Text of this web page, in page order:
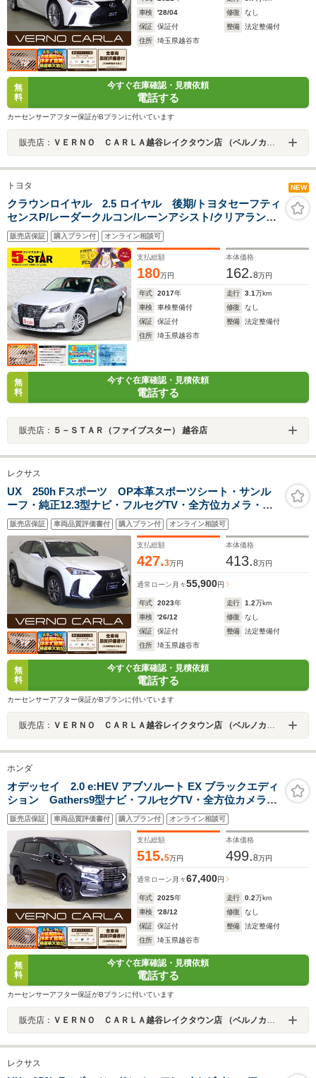
車検
'28/04 修復
なし
保証
保証付 整備
法定整備付
住所
埼玉県越谷市
無
料
今すぐ在庫確認・見積依頼
電話する
カーセンサーアフター保証がBプランに付いています
販売店： ＶＥＲＮＯ ＣＡＲＬＡ越谷レイクタウン店 （ベルノカーラ越谷レイクタウン店）
トヨタ NEW
クラウンロイヤル 2.5 ロイヤル 後期/トヨタセーフティ
センスP/レーダークルコン/レーンアシスト/クリアランス
ソナー/オートマチックハイビーム/ETC/横滑り防止装置/
純正ナビ/Bluetooth/LEDオートライト/純正AW
販売店保証 購入プラン付 オンライン相談可
支払総額
180万円
本体価格
162.8万円
年式 2017年 走行 3.1万km
車検
車検整備付 修復
なし
保証
保証付 整備
法定整備付
住所
埼玉県越谷市
無
料
今すぐ在庫確認・見積依頼
電話する
販売店： ５－ＳＴＡＲ（ファイブスター） 越谷店
レクサス
UX 250h Fスポーツ OP本革スポーツシート・サンル
ーフ・純正12.3型ナビ・フルセグTV・全方位カメラ・レ
ーンキープアシスト・BSM・パワーシート・パワーゲー
ト・ヘッドアップディスプレイ・アダプティブクルーズ
コントロール・HUD
販売店保証 車両品質評価書付 購入プラン付 オンライン相談可
支払総額
427.3万円
本体価格
413.8万円
通常ローン 月々55,900円
年式 2023年 走行 1.2万km
車検
'26/12 修復
なし
保証
保証付 整備
法定整備付
住所
埼玉県越谷市
無
料
今すぐ在庫確認・見積依頼
電話する
カーセンサーアフター保証がBプランに付いています
販売店： ＶＥＲＮＯ ＣＡＲＬＡ越谷レイクタウン店 （ベルノカーラ越谷レイクタウン店）
ホンダ
オデッセイ 2.0 e:HEV アブソルート EX ブラックエディ
ション Gathers9型ナビ・フルセグTV・全方位カメラ・
本革シート・両側パワースライドドア・シートヒータ
ー・パワーゲート・BSM・アダプティブクルーズコント
ロール・レーンキープアシスト・衝突軽減ブレーキ・純
正18AW・ETC
販売店保証 車両品質評価書付 購入プラン付 オンライン相談可
支払総額
515.5万円
本体価格
499.8万円
通常ローン 月々67,400円
年式 2025年 走行 0.2万km
車検
'28/12 修復
なし
保証
保証付 整備
法定整備付
住所
埼玉県越谷市
無
料
今すぐ在庫確認・見積依頼
電話する
カーセンサーアフター保証がBプランに付いています
販売店： ＶＥＲＮＯ ＣＡＲＬＡ越谷レイクタウン店 （ベルノカーラ越谷レイクタウン店）
レクサス